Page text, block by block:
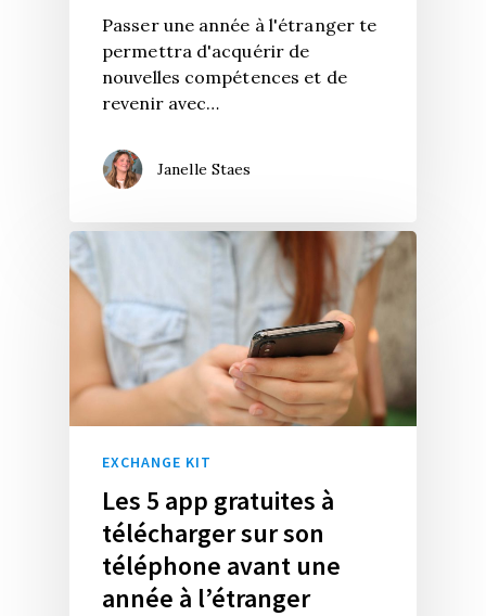
Passer une année à l'étranger te
permettra d'acquérir de
nouvelles compétences et de
revenir avec…
Janelle Staes
EXCHANGE KIT
Les 5 app gratuites à
télécharger sur son
téléphone avant une
année à l’étranger